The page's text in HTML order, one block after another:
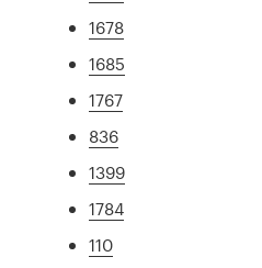
1678
1685
1767
836
1399
1784
110